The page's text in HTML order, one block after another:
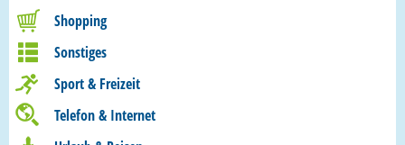
Shopping
Sonstiges
Sport & Freizeit
Telefon & Internet